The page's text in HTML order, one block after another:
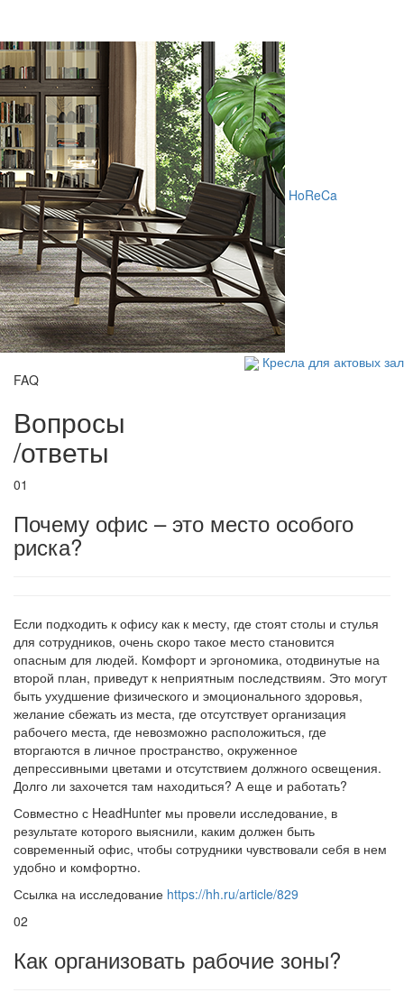
HoReCa
Кресла для актовых
FAQ
Вопросы
/ответы
01
Почему офис – это место особого
риска?
Если подходить к офису как к месту, где стоят столы и стулья
для сотрудников, очень скоро такое место становится
опасным для людей. Комфорт и эргономика, отодвинутые на
второй план, приведут к неприятным последствиям. Это могут
быть ухудшение физического и эмоционального здоровья,
желание сбежать из места, где отсутствует организация
рабочего места, где невозможно расположиться, где
вторгаются в личное пространство, окруженное
депрессивными цветами и отсутствием должного освещения.
Долго ли захочется там находиться? А еще и работать?
Совместно с HeadHunter мы провели исследование, в
результате которого выяснили, каким должен быть
современный офис, чтобы сотрудники чувствовали себя в нем
удобно и комфортно.
Ссылка на исследование https://hh.ru/article/829
02
Как организовать рабочие зоны?